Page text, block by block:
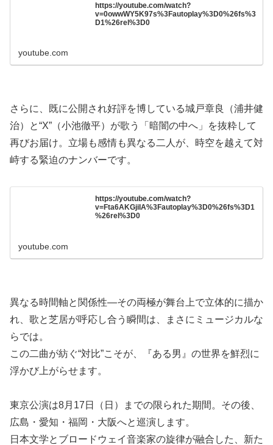
https://youtube.com/watch?
v=0owwWY5K97s%3Fautoplay%3D0%26fs%3
D1%26rel%3D0
youtube.com
さらに、既に公開され好評を博している城戸章良（浦井健
治）と“X”（小池徹平）が歌う「暗闇の中へ」を抜粋して
再びお届け。立場も感情も異なる二人が、時空を越えて対
峙する緊迫のナンバーです。
https://youtube.com/watch?
v=Fta6AKGjiIA%3Fautoplay%3D0%26fs%3D1
%26rel%3D0
youtube.com
異なる時間軸と関係性―その両極が舞台上で立体的に描か
れ、歌と芝居が呼応し合う瞬間は、まさにミュージカルな
らでは。
この二曲が紡ぐ“対比”こそが、『ある男』の世界を鮮烈に
浮かび上がらせます。
東京公演は8月17日（日）までの限られた期間。その後、
広島・愛知・福岡・大阪へと巡演します。
日本文学とブロードウェイ音楽家の旋律が融合した、新た